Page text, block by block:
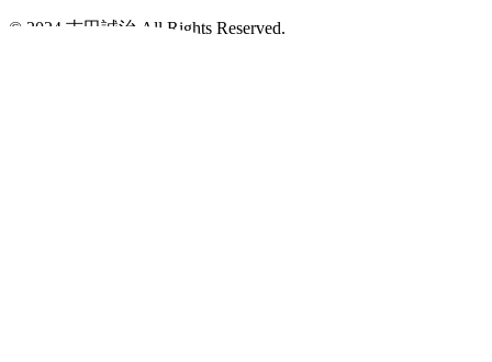
© 2024 吉田誠治 All Rights Reserved.